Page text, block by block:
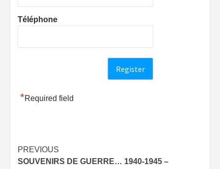
Téléphone
*Required field
Post
PREVIOUS
SOUVENIRS DE GUERRE… 1940-1945 –